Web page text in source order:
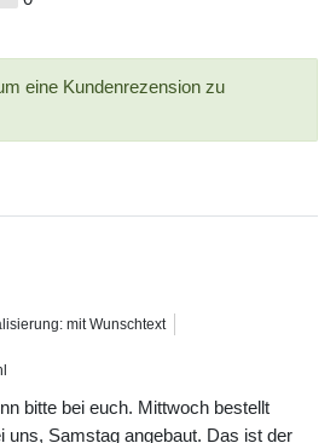
eine Kundenrezension zu
mit Wunschtext
bitte bei euch. Mittwoch bestellt
uns, Samstag angebaut. Das ist der